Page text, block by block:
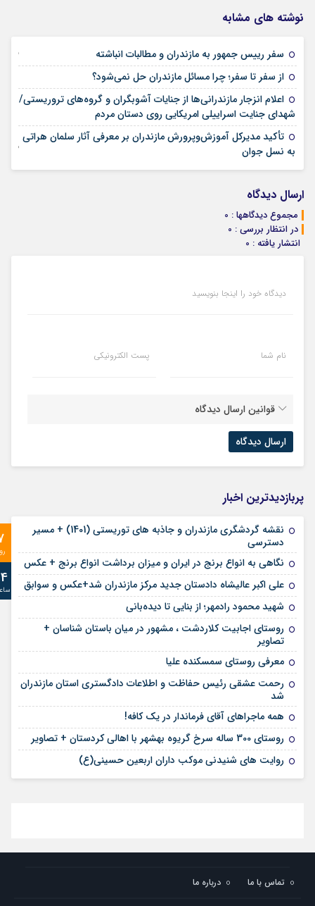
نوشته های مشابه
سفر رییس جمهور به مازندران و مطالبات انباشته 25 فوریه 2026
از سفر تا سفر؛ چرا مسائل مازندران حل نمی‌شود؟
اعلام انزجار مازندرانی‌ها از جنایات آشوبگران و گروه‌های تروریستی/
شهدای جنایت اسراییلی امریکایی روی دستان مردم
تأکید مدیرکل آموزش‌وپرورش مازندران بر معرفی آثار سلمان هراتی
به نسل جوان
02 نوامبر 2025
ارسال دیدگاه
مجموع دیدگاهها : 0
در انتظار بررسی : 0
انتشار یافته : 0
دیدگاه خود را اینجا بنویسید
نام شما پست الکترونیکی
قوانین ارسال دیدگاه
پربازدیدترین اخبار
نقشه گردشگری مازندران و جاذبه های توریستی (1401) + مسیر
دسترسی
نگاهی به انواع برنج در ایران و میزان برداشت انواع برنج + عکس
علی‌ اکبر عالیشاه دادستان جدید مرکز مازندران شد+عکس و سوابق
شهید محمود رادمهر؛ از بنایی تا دیده‌بانی
روستای اجابیت کلاردشت ، مشهور در میان باستان شناسان +
تصاویر
معرفی روستای سمسکنده علیا
رحمت عشقی رئیس حفاظت و اطلاعات دادگستری استان مازندران
شد
همه ماجراهای آقای فرماندار در یک کافه!
روستای 300 ساله سرخ ‌گریوه بهشهر با اهالی کردستان + تصاویر
روایت های شنیدنی موکب داران اربعین حسینی(ع)
تماس با ما درباره ما